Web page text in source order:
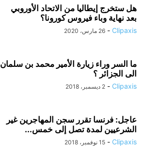
هل ستخرج إيطاليا من الاتحاد الأوروبي
بعد نهاية وباء فيروس كورونا؟
Clipaxis
- 26 مارس، 2020
ما السر وراء زيارة الأمير محمد بن سلمان
الى الجزائر ؟
Clipaxis
- 2 ديسمبر، 2018
عاجل: فرنسا تقرر سجن المهاجرين غير
الشرعيين لمدة تصل إلى خمس...
Clipaxis
- 15 نوفمبر، 2018